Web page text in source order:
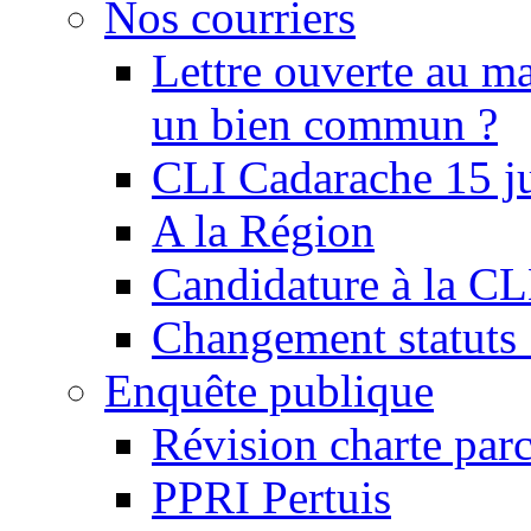
Nos courriers
Lettre ouverte au
un bien commun ?
CLI Cadarache 15
A la Région
Candidature à la
Changement
Enquête publique
Révision charte
PPRI Pertuis